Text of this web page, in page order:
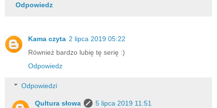
Odpowiedz
Kama czyta 2 lipca 2019 05:22
Również bardzo lubię tę serię :)
Odpowiedz
Odpowiedzi
Qultura słowa
5 lipca 2019 11:51